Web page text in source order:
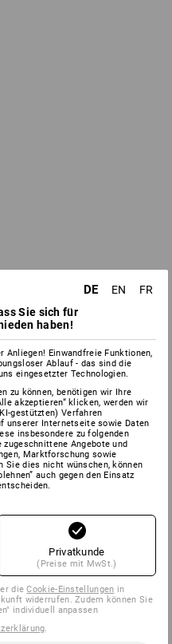
DE EN
FR
Sie sich für
haben!
Anliegen! Einwandfreie Funktionen,
Ablauf - das sind die
eingesetzter Technologien.
zu können, benötigen wir Ihre
akzeptieren“ klicken, werden wir
gestützten) Verfahren
unserer Internetseite sowie Daten
insbesondere zu folgenden
Angebote und
Marktforschung sowie
Sie dies nicht wünschen, können
auch gegen den Einsatz
Privatkunde
(Preise mit MwSt.)
dieCookie-Einstellungen in
widerrufen. Zudem können Sie
individuell anpassen
.